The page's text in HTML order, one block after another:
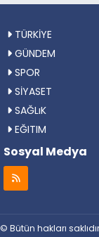
TÜRKİYE
GÜNDEM
SPOR
SİYASET
SAĞLıK
EĞITIM
Sosyal Medya
© Bütün hakları